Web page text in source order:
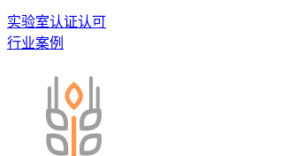
实验室认证认可
行业案例